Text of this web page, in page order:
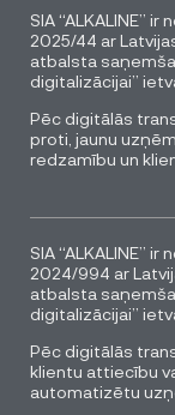
SIA “ALKALINE”
2025/44 ar
atbalsta
digitalizācijai”
Pēc digitālās
proti, jaunu
redzamību un
SIA “ALKALINE”
2024/994 ar
atbalsta
digitalizācijai”
Pēc digitālās
klientu attiecību
automatizētu